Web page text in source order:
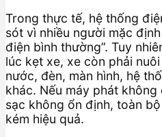
Trong thực tế, hệ thống
sót vì nhiều người mặc
điện bình thường”. Tuy
lúc kẹt xe, xe còn phải
nước, đèn, màn hình, hệ
khác. Nếu máy phát
sạc không ổn định, toàn
kém hiệu quả.